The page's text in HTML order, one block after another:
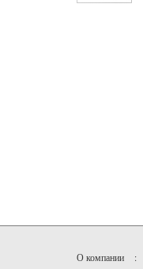
О компании :